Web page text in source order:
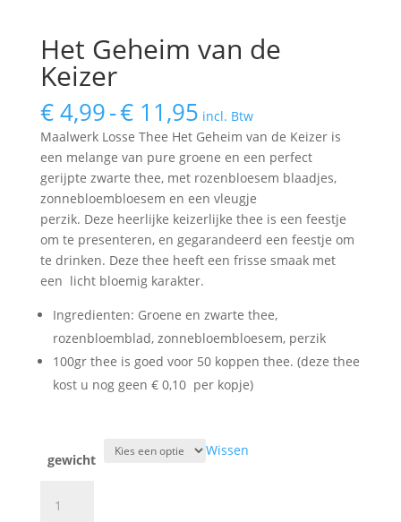
Het Geheim van de
Keizer
€4,99-€11,95Prijsklasse:
€ 4,99
tot
€ 11,95
incl. Btw
Maalwerk Losse Thee Het Geheim van de Keizer is
een melange van pure groene en een perfect
gerijpte zwarte thee, met rozenbloesem blaadjes,
zonnebloembloesem en een vleugje
perzik. Deze heerlijke keizerlijke thee is een feestje
om te presenteren, en gegarandeerd een feestje om
te drinken. Deze thee heeft een frisse smaak met
een licht bloemig karakter.
Ingredienten: Groene en zwarte thee,
rozenbloemblad, zonnebloembloesem, perzik
100gr thee is goed voor 50 koppen thee. (deze thee
kost u nog geen € 0,10 per kopje)
gewicht
Wissen
Geheim